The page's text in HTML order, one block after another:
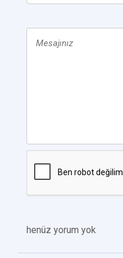
henüz yorum yok